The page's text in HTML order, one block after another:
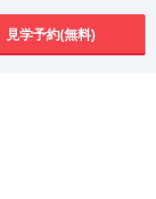
見学予約(無料)